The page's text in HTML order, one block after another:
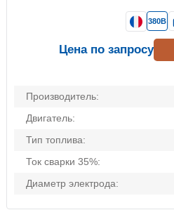
Производитель:
Двигатель:
Тип топлива:
Ток сварки 35%:
Диаметр электрода:
380В
Цена по запросу